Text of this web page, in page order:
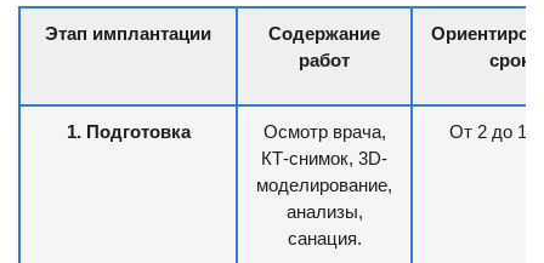
Этап имплантации
Содержание
работ
сроки
1. Подготовка
Осмотр врача,
КТ-снимок, 3D-
моделирование,
анализы,
санация.
От 2 до 14